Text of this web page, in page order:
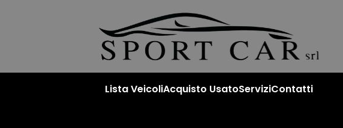
Lista VeicoliAcquisto UsatoServiziContatti